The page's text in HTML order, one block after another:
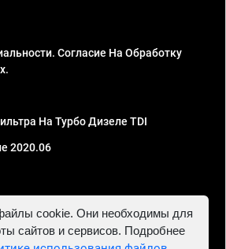
Согласие На Обработку
На Турбо Дизеле TDI
2020.06
Павлович. ИНН 781302555843,
cookie. Они необходимы для
сайтов и сервисов. Подробнее